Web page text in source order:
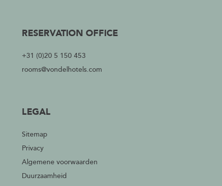
RESERVATION OFFICE
+31 (0)20 5 150 453
rooms@vondelhotels.com
LEGAL
Sitemap
Privacy
Algemene voorwaarden
Duurzaamheid